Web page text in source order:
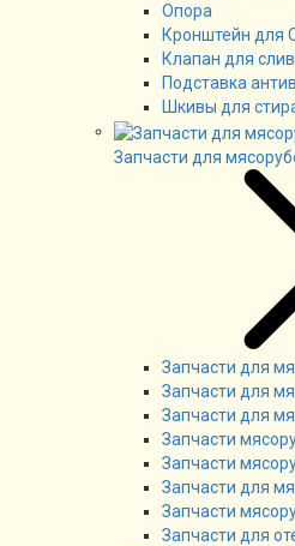
Опора
Кронштейн для
Клапан для
Подставка
Шкивы для
Запчасти для
Запчасти для
Запчасти для
Запчасти для
Запчасти
Запчасти
Запчасти для
Запчасти
Запчасти для